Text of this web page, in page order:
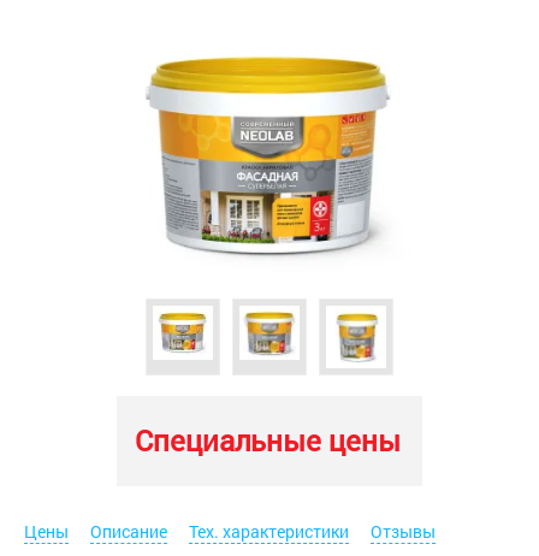
Специальные цены
Цены Описание Тех. характеристики
Отзывы